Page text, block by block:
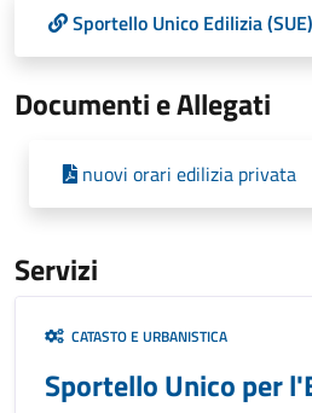
Sportello Unico Edilizia (SUE)
Documenti e Allegati
nuovi orari edilizia privata
Servizi
CATASTO E URBANISTICA
Sportello Unico per